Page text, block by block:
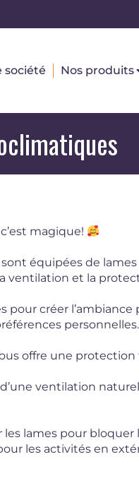
société Nos produits
magique!
équipées de
ventilation et la
pour créer
personnelles.
offre une protection
ventilation
lames pour bloquer
les activités en